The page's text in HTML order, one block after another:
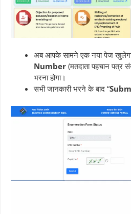
अब आपके सामने एक नया पेज
Number (मतदाता पहचान पत्र
भरना होगा।
सभी जानकारी भरने के बाद “